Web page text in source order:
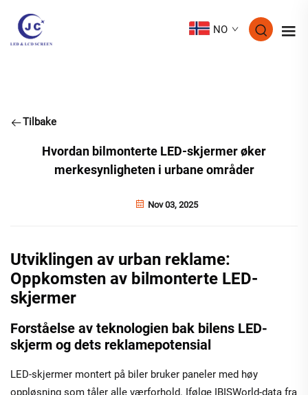
NO
Tilbake
Hvordan bilmonterte LED-skjermer øker
merkesynligheten i urbane områder
Nov 03, 2025
Utviklingen av urban reklame:
Oppkomsten av bilmonterte LED-
skjermer
Forståelse av teknologien bak bilens LED-
skjerm og dets reklamepotensial
LED-skjermer montert på biler bruker paneler med høy
oppløsning som tåler alle værforhold. Ifølge IBISWorld-data fra